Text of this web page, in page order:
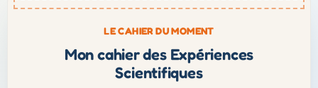
LE CAHIER DU MOMENT
Mon cahier des Expériences
Scientifiques